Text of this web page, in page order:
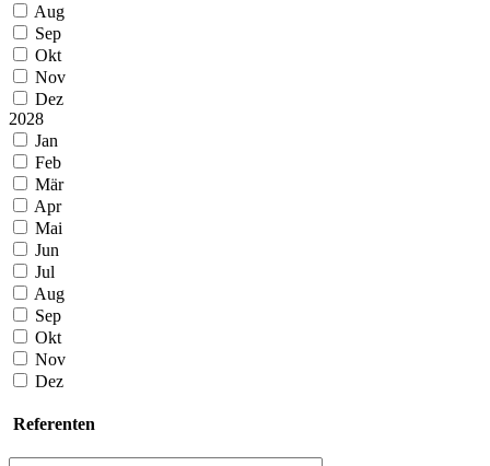
Aug
Sep
Okt
Nov
Dez
2028
Jan
Feb
Mär
Apr
Mai
Jun
Jul
Aug
Sep
Okt
Nov
Dez
Referenten